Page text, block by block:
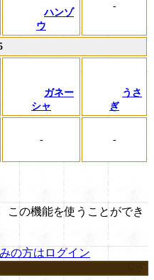
ハンゾ
ウ
-
ガネー
シャ
うさ
ぎ
- -
この機能を使うことができ
の方はログイン